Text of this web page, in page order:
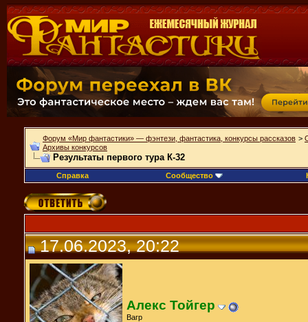
Форум «Мир фантастики» — фэнтези, фантастика, конкурсы рассказов >
Архивы конкурсов
Результаты первого тура К-32
Справка Сообщество
17.06.2023, 20:22
Алекс Тойгер
Вагр